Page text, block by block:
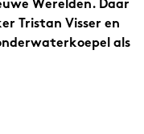
Werelden. Daar
Tristan Visser en
als